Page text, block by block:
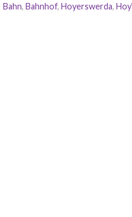
Bahn, Bahnhof, Hoyerswerda,